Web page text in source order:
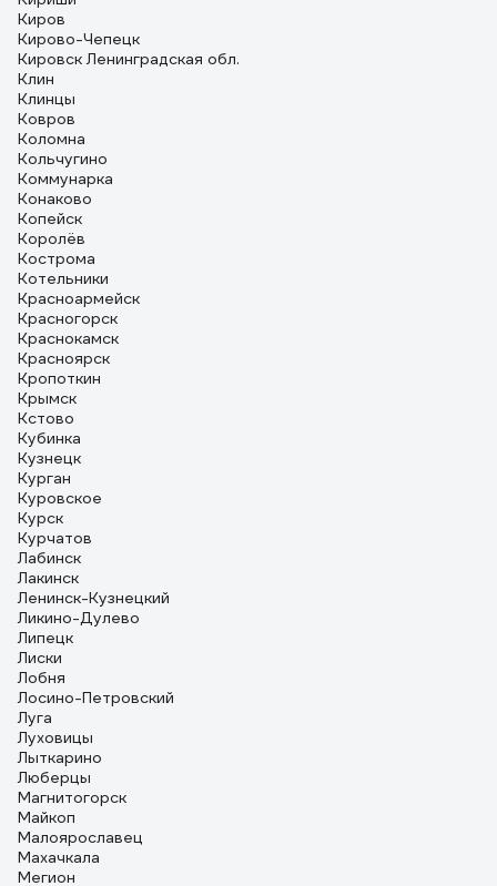
Киров
Кирово-Чепецк
Кировск Ленинградская обл.
Клин
Клинцы
Ковров
Коломна
Кольчугино
Коммунарка
Конаково
Копейск
Королёв
Кострома
Котельники
Красноармейск
Красногорск
Краснокамск
Красноярск
Кропоткин
Крымск
Кстово
Кубинка
Кузнецк
Курган
Куровское
Курск
Курчатов
Лабинск
Лакинск
Ленинск-Кузнецкий
Ликино-Дулево
Липецк
Лиски
Лобня
Лосино-Петровский
Луга
Луховицы
Лыткарино
Люберцы
Магнитогорск
Майкоп
Малоярославец
Махачкала
Мегион